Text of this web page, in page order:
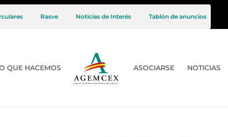
Rasve Noticias de Interés Tablón de anuncios
QUE HACEMOS ASOCIARSE NOTICIAS